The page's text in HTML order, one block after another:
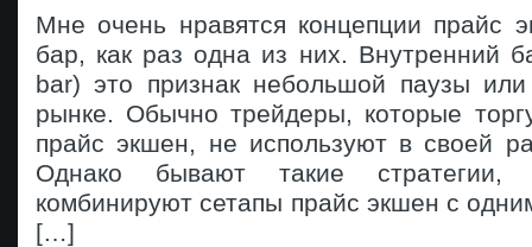
Мне очень нравятся концепции прайс
бар, как раз одна из них. Внутренний
bar) это признак небольшой паузы
рынке. Обычно трейдеры, которые
прайс экшен, не используют в своей
Однако бывают такие стратегии,
комбинируют сетапы прайс экшен с
[…]